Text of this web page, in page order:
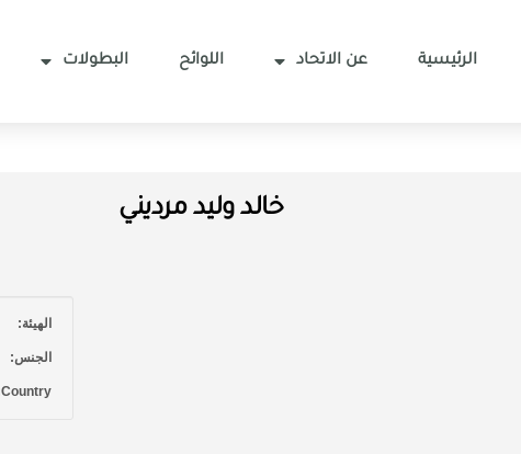
الرئيسية عن الاتحاد اللوائح البطولات
خالد وليد مرديني
الهيئة:
الجنس:
Country: